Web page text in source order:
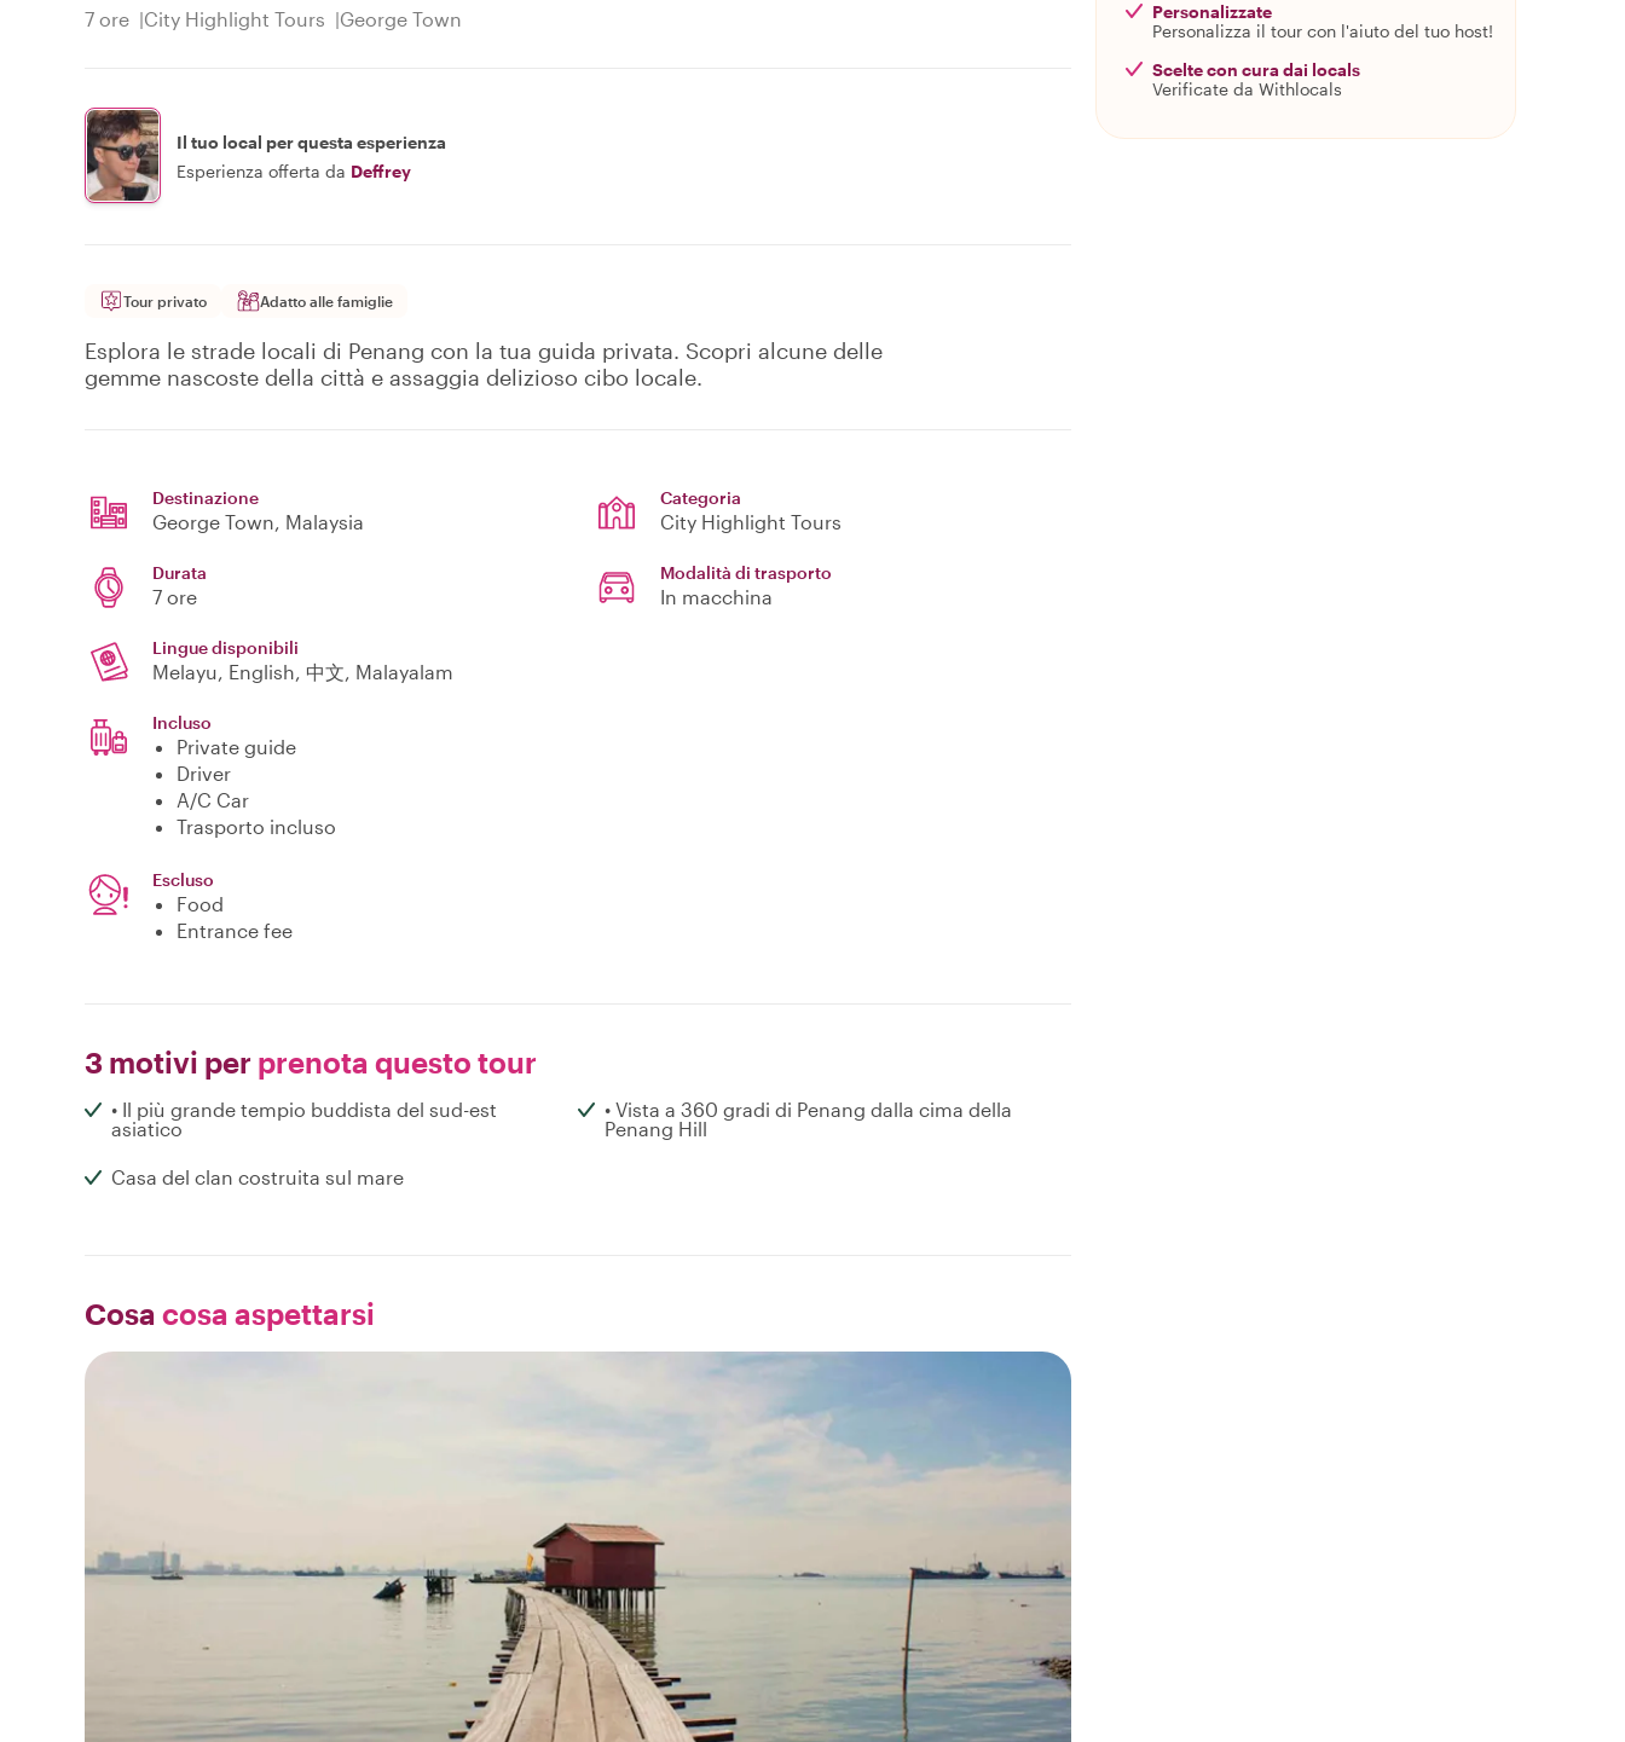
7 ore City Highlight Tours George Town
Il tuo local per questa esperienza
Esperienza offerta da Deffrey
Tour privato Adatto alle famiglie
Esplora le strade locali di Penang con la tua guida privata. Scopri alcune delle
gemme nascoste della città e assaggia delizioso cibo locale.
Destinazione
George Town, Malaysia
Categoria
City Highlight Tours
Durata
7 ore
Modalità di trasporto
In macchina
Lingue disponibili
Melayu, English, 中文, Malayalam
Incluso
Private guide
Driver
A/C Car
Trasporto incluso
Escluso
Food
Entrance fee
3 motivi per prenota questo tour
• Il più grande tempio buddista del sud-est
asiatico
• Vista a 360 gradi di Penang dalla cima della
Penang Hill
Casa del clan costruita sul mare
Cosa cosa aspettarsi
Personalizzate
Personalizza il tour con l'aiuto del tuo host!
Scelte con cura dai locals
Verificate da Withlocals